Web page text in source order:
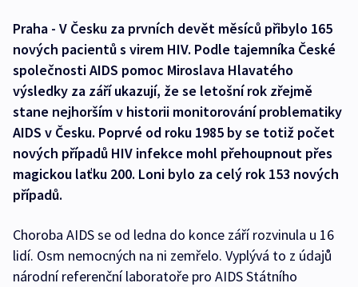
Praha - V Česku za prvních devět měsíců přibylo 165
nových pacientů s virem HIV. Podle tajemníka České
společnosti AIDS pomoc Miroslava Hlavatého
výsledky za září ukazují, že se letošní rok zřejmě
stane nejhorším v historii monitorování problematiky
AIDS v Česku. Poprvé od roku 1985 by se totiž počet
nových případů HIV infekce mohl přehoupnout přes
magickou laťku 200. Loni bylo za celý rok 153 nových
případů.
Choroba AIDS se od ledna do konce září rozvinula u 16
lidí. Osm nemocných na ni zemřelo. Vyplývá to z údajů
národní referenční laboratoře pro AIDS Státního